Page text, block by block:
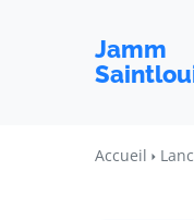
Jamm
Accueil